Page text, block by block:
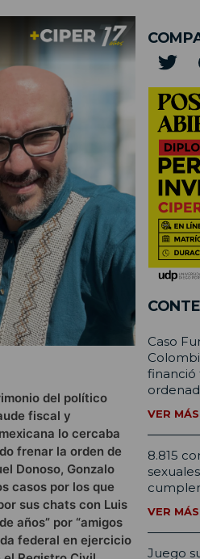
del político
fiscal y
lo cercaba
frenar la orden de
Donoso, Gonzalo
casos por los que
sus chats con Luis
años” por “amigos
federal en ejercicio
Caso
financió
VER MÁS
8.815
VER MÁS
Juego